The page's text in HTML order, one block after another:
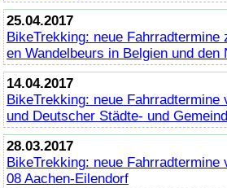
25.04.2017
BikeTrekking: neue Fahrradtermine
en Wandelbeurs in Belgien und den
14.04.2017
BikeTrekking: neue Fahrradtermine
und Deutscher Städte- und
28.03.2017
BikeTrekking: neue Fahrradtermine
08 Aachen-Eilendorf